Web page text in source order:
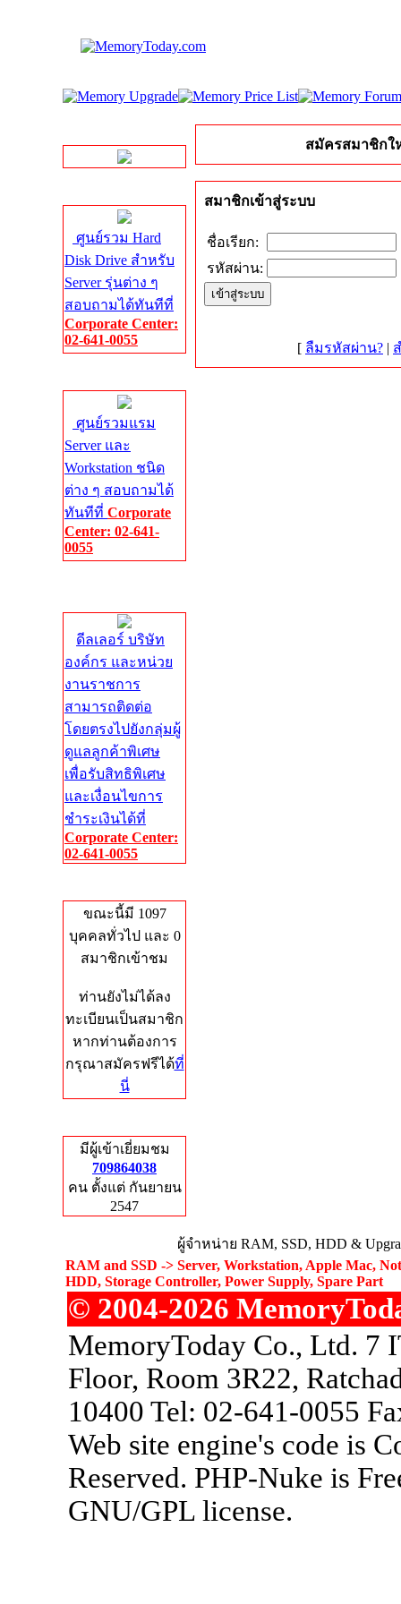
ศูนย์รวม Hard
Disk Drive สำหรับ
Server รุ่นต่าง ๆ
สอบถามได้ทันทีที่
Corporate Center:
02-641-0055
ศูนย์รวมแรม
Server และ
Workstation ชนิด
ต่าง ๆ สอบถามได้
ทันทีที่ Corporate
Center: 02-641-
0055
ดีลเลอร์ บริษัท
องค์กร และหน่วย
งานราชการ
สามารถติดต่อ
โดยตรงไปยังกลุ่มผู้
ดูแลลูกค้าพิเศษ
เพื่อรับสิทธิพิเศษ
และเงื่อนไขการ
ชำระเงินได้ที่
Corporate Center:
02-641-0055
ขณะนี้มี 1097
บุคคลทั่วไป และ 0
สมาชิกเข้าชม
ท่านยังไม่ได้ลง
ทะเบียนเป็นสมาชิก
หากท่านต้องการ
กรุณาสมัครฟรีได้ที่
นี่
มีผู้เข้าเยี่ยมชม
709864038
คน ตั้งแต่ กันยายน
2547
สมัครสมาชิกใ
สมาชิกเข้าสู่ระบบ
ชื่อเรียก:
รหัสผ่าน:
[ ลืมรหัสผ่าน? |
ผู้จำหน่าย RAM, SSD, HDD &
RAM and SSD -> Server, Workstation, Apple Mac,
HDD, Storage Controller, Power Supply, Spare Part
© 2004-2026
MemoryToday Co., Ltd. 7
Floor, Room 3R22,
10400 Tel: 02-641-0055
Web site engine's code is
Reserved. PHP-Nuke is
GNU/GPL license.